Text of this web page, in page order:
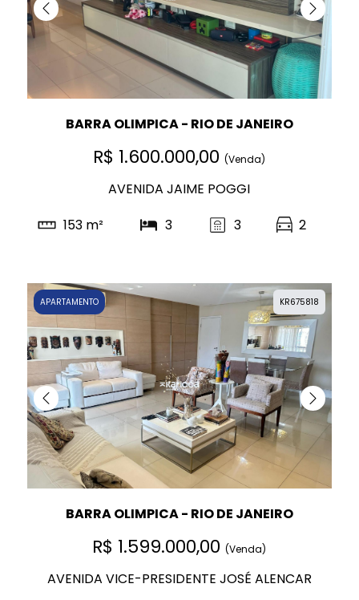
BARRA OLIMPICA - RIO DE JANEIRO
R$ 1.600.000,00(Venda)
AVENIDA JAIME POGGI
153 m²
3 3 2
KR675818
APARTAMENTO
BARRA OLIMPICA - RIO DE JANEIRO
R$ 1.599.000,00(Venda)
AVENIDA VICE-PRESIDENTE JOSÉ ALENCAR